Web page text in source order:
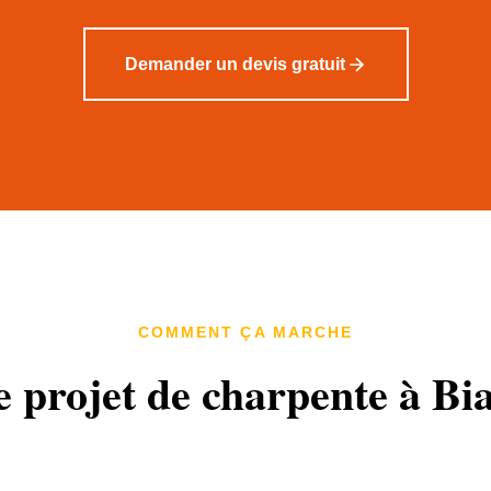
Demander un devis gratuit
COMMENT ÇA MARCHE
projet de charpente à